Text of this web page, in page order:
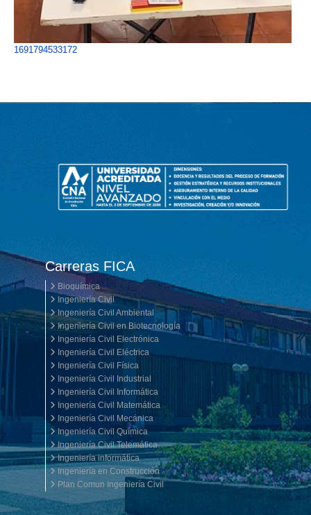
1691794533172
Carreras FICA
Bioquímica
Ingeniería Civil
Ingeniería Civil Ambiental
Ingeniería Civil en Biotecnología
Ingeniería Civil Electrónica
Ingeniería Civil Eléctrica
Ingeniería Civil Física
Ingeniería Civil Industrial
Ingeniería Civil Informática
Ingeniería Civil Matemática
Ingeniería Civil Mecánica
Ingeniería Civil Química
Ingeniería Civil Telemática
Ingeniería informática
Ingeniería en Construcción
Plan Comun Ingeniería Civil